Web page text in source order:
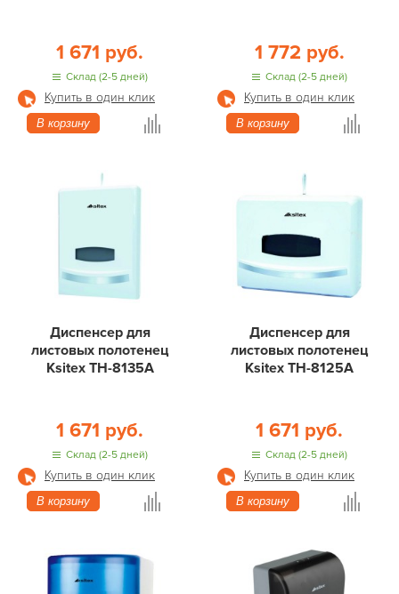
1 671 руб.
Склад (2-5 дней)
Купить в один клик
В корзину
1 772 руб.
Склад (2-5 дней)
Купить в один клик
В корзину
Диспенсер для
листовых полотенец
Ksitex ТН-8135А
1 671 руб.
Склад (2-5 дней)
Купить в один клик
В корзину
Диспенсер для
листовых полотенец
Ksitex ТН-8125А
1 671 руб.
Склад (2-5 дней)
Купить в один клик
В корзину